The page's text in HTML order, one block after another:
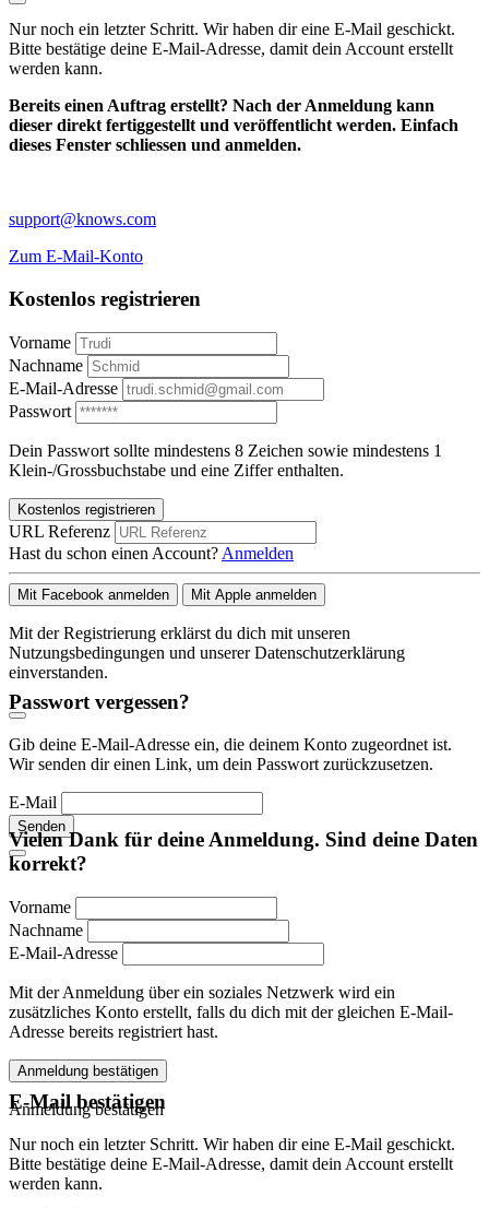
Nur noch ein letzter Schritt. Wir haben dir eine E-Mail geschickt.
Bitte bestätige deine E-Mail-Adresse, damit dein Account erstellt
werden kann.
Bereits einen Auftrag erstellt? Nach der Anmeldung kann
dieser direkt fertiggestellt und veröffentlicht werden. Einfach
dieses Fenster schliessen und anmelden.
support@knows.com
Zum E-Mail-Konto
Kostenlos registrieren
Vorname
Nachname
E-Mail-Adresse
Passwort
Dein Passwort sollte mindestens 8 Zeichen sowie mindestens 1
Klein-/Grossbuchstabe und eine Ziffer enthalten.
Kostenlos registrieren
URL Referenz
Hast du schon einen Account? Anmelden
Mit Facebook anmelden Mit Apple anmelden
Mit der Registrierung erklärst du dich mit unseren
Nutzungsbedingungen und unserer Datenschutzerklärung
einverstanden.
Passwort vergessen?
Gib deine E-Mail-Adresse ein, die deinem Konto zugeordnet ist.
Wir senden dir einen Link, um dein Passwort zurückzusetzen.
E-Mail
Senden
Vielen Dank für deine Anmeldung. Sind deine Daten
korrekt?
Vorname
Nachname
E-Mail-Adresse
Mit der Anmeldung über ein soziales Netzwerk wird ein
zusätzliches Konto erstellt, falls du dich mit der gleichen E-Mail-
Adresse bereits registriert hast.
Anmeldung bestätigen
Anmeldung bestätigen
E-Mail bestätigen
Nur noch ein letzter Schritt. Wir haben dir eine E-Mail geschickt.
Bitte bestätige deine E-Mail-Adresse, damit dein Account erstellt
werden kann.